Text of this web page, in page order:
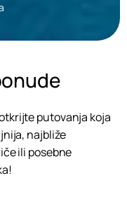
putovanja koja
najbliže
ili posebne